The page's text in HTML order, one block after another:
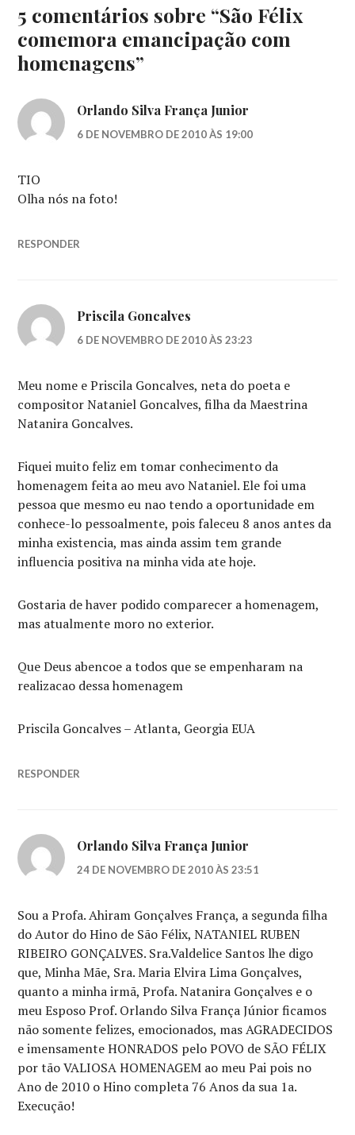
5 comentários sobre “São Félix
comemora emancipação com
homenagens”
Orlando Silva França Junior
6 DE NOVEMBRO DE 2010 ÀS 19:00
TIO
Olha nós na foto!
RESPONDER
Priscila Goncalves
6 DE NOVEMBRO DE 2010 ÀS 23:23
Meu nome e Priscila Goncalves, neta do poeta e
compositor Nataniel Goncalves, filha da Maestrina
Natanira Goncalves.
Fiquei muito feliz em tomar conhecimento da
homenagem feita ao meu avo Nataniel. Ele foi uma
pessoa que mesmo eu nao tendo a oportunidade em
conhece-lo pessoalmente, pois faleceu 8 anos antes da
minha existencia, mas ainda assim tem grande
influencia positiva na minha vida ate hoje.
Gostaria de haver podido comparecer a homenagem,
mas atualmente moro no exterior.
Que Deus abencoe a todos que se empenharam na
realizacao dessa homenagem
Priscila Goncalves – Atlanta, Georgia EUA
RESPONDER
Orlando Silva França Junior
24 DE NOVEMBRO DE 2010 ÀS 23:51
Sou a Profa. Ahiram Gonçalves França, a segunda filha
do Autor do Hino de São Félix, NATANIEL RUBEN
RIBEIRO GONÇALVES. Sra.Valdelice Santos lhe digo
que, Minha Mãe, Sra. Maria Elvira Lima Gonçalves,
quanto a minha irmã, Profa. Natanira Gonçalves e o
meu Esposo Prof. Orlando Silva França Júnior ficamos
não somente felizes, emocionados, mas AGRADECIDOS
e imensamente HONRADOS pelo POVO de SÃO FÉLIX
por tão VALIOSA HOMENAGEM ao meu Pai pois no
Ano de 2010 o Hino completa 76 Anos da sua 1a.
Execução!